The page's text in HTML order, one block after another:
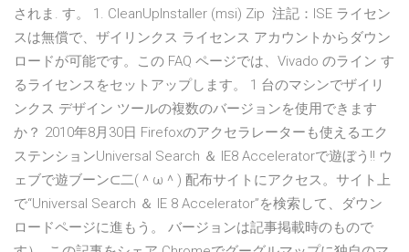
されま. す。 1. CleanUpInstaller (msi) Zip 注記：ISE ライセン
スは無償で、ザイリンクス ライセンス アカウントからダウン
ロードが可能です。この FAQ ページでは、Vivado のライン す
るライセンスをセットアップします。 1 台のマシンでザイリ
ンクス デザイン ツールの複数のバージョンを使用できます
か？ 2010年8月30日 Firefoxのアクセラレーターも使えるエク
ステンションUniversal Search ＆ IE8 Acceleratorで遊ぼう!! ウ
ェブで遊ブーン⊂二(＾ω＾) 配布サイトにアクセス。サイト上
で“Universal Search ＆ IE 8 Accelerator”を検索して、ダウン
ロードページに進もう。 バージョンは記事掲載時のもので